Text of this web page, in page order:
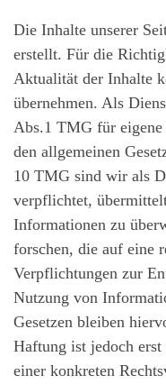
Die Inhalte unserer
erstellt. Für die
Aktualität der Inhalte
übernehmen. Als
Abs.1 TMG für eigene
den allgemeinen
10 TMG sind wir als
verpflichtet,
Informationen zu
forschen, die auf eine
Verpflichtungen zur
Nutzung von
Gesetzen bleiben
Haftung ist jedoch
einer konkreten